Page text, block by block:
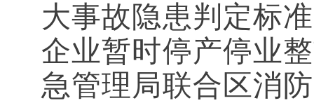
大事故隐患判定标
企业暂时停产停业
急管理局联合区消